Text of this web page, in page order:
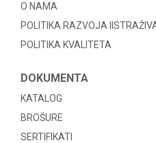
O NAMA
POLITIKA RAZVOJA
POLITIKA KVALITETA
DOKUMENTA
KATALOG
BROŠURE
SERTIFIKATI